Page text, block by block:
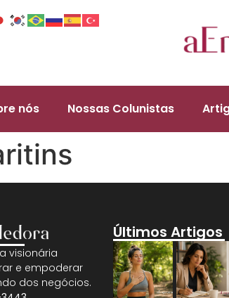
nós Nossas Colunistas
visionária
e empoderar
dos negócios.
Últimos Artigos